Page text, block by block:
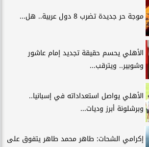
موجة حر جديدة تضرب 8 دول عربية.. هل...
الأهلي يحسم حقيقة تجديد إمام عاشور
وشوبير.. ويترقب...
الأهلي يواصل استعداداته في إسبانيا..
وبرشلونة أبرز وديات...
إكرامي الشحات: طاهر محمد طاهر يتفوق على